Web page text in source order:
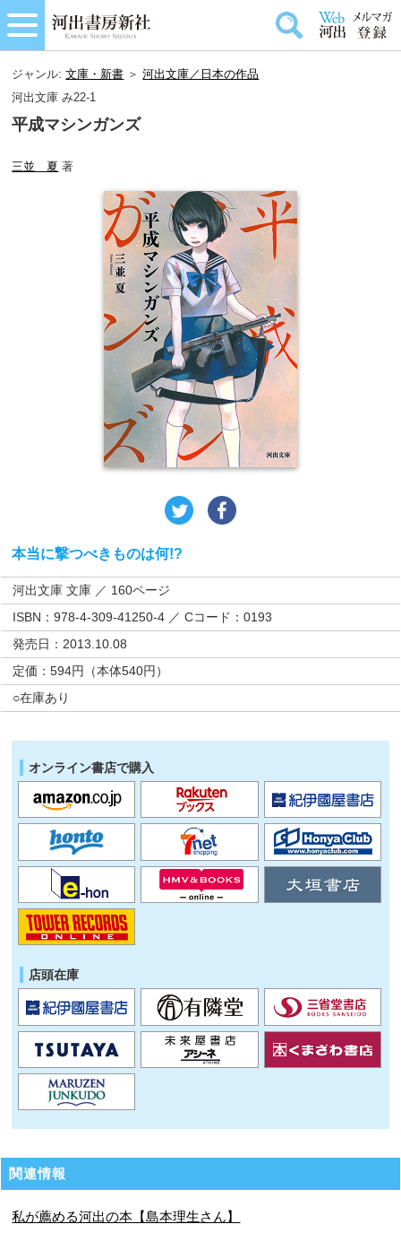
ジャンル:文庫・新書 ＞河出文庫／日本の作品
河出文庫 み22-1
平成マシンガンズ
三並 夏 著
本当に撃つべきものは何!?
河出文庫 文庫 ／ 160ページ
ISBN：978-4-309-41250-4 ／ Cコード：0193
発売日：2013.10.08
定価：594円（本体540円）
○在庫あり
オンライン書店で購入
店頭在庫
関連情報
私が薦める河出の本【島本理生さん】